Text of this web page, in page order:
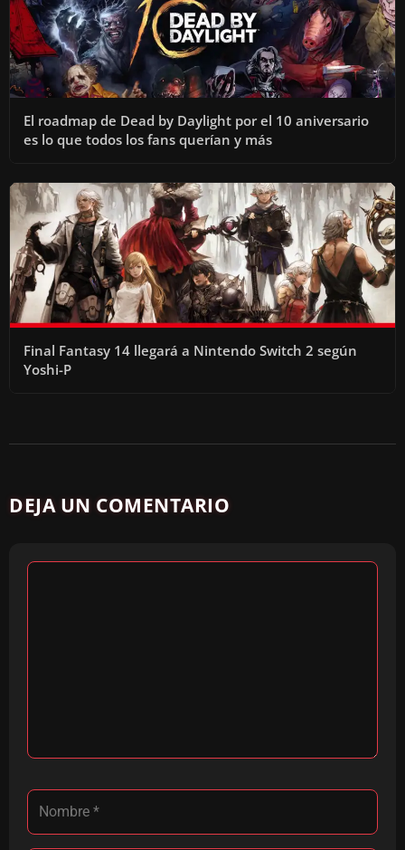
El roadmap de Dead by Daylight por el 10 aniversario
es lo que todos los fans querían y más
Final Fantasy 14 llegará a Nintendo Switch 2 según
Yoshi-P
DEJA UN COMENTARIO